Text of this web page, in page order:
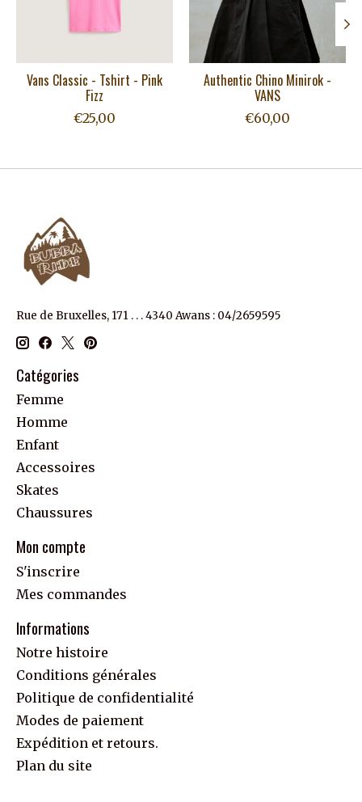
Vans Classic - Tshirt - Pink
Fizz
€25,00
Authentic Chino Minirok -
VANS
€60,00
Rue de Bruxelles, 171 . . . 4340 Awans : 04/2659595
Catégories
Femme
Homme
Enfant
Accessoires
Skates
Chaussures
Mon compte
S'inscrire
Mes commandes
Informations
Notre histoire
Conditions générales
Politique de confidentialité
Modes de paiement
Expédition et retours.
Plan du site